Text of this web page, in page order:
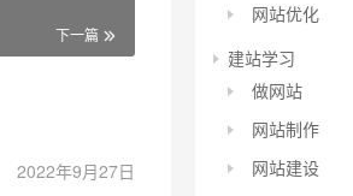
下一篇
2022年9月27日
网站优化
建站学习
做网站
网站制作
网站建设